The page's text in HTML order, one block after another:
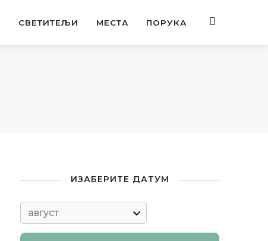
СВЕТИТЕЉИ МЕСТА ПОРУКА
ИЗАБЕРИТЕ ДАТУМ